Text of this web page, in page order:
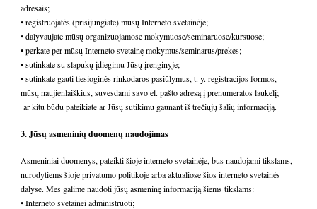
adresais;
• registruojatės (prisijungiate) mūsų Interneto svetainėje;
• dalyvaujate mūsų organizuojamose mokymuose/seminaruose/kursuose;
• perkate per mūsų Interneto svetainę mokymus/seminarus/prekes;
• sutinkate su slapukų įdiegimu Jūsų įrenginyje;
• sutinkate gauti tiesioginės rinkodaros pasiūlymus, t. y. registracijos formos,
mūsų naujienlaiškius, suvesdami savo el. pašto adresą į prenumeratos laukelį;
ar kitu būdu pateikiate ar Jūsų sutikimu gaunant iš trečiųjų šalių informaciją.
3. Jūsų asmeninių duomenų naudojimas
Asmeniniai duomenys, pateikti šioje interneto svetainėje, bus naudojami tikslams,
nurodytiems šioje privatumo politikoje arba aktualiose šios interneto svetainės
dalyse. Mes galime naudoti jūsų asmeninę informaciją šiems tikslams:
• Interneto svetainei administruoti;